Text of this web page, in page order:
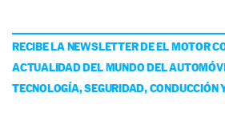
RECIBE LA NEWSLETTER DE EL MOTOR
ACTUALIDAD DEL MUNDO DEL
TECNOLOGÍA, SEGURIDAD, CONDUCCIÓN